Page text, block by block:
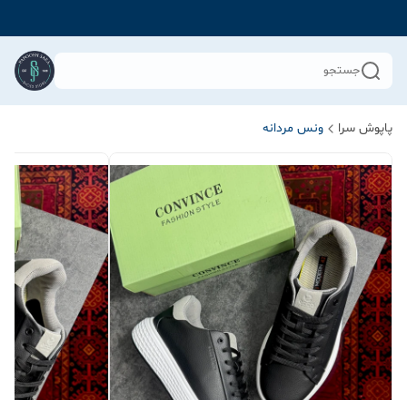
جستجو
پاپوش سرا ونس مردانه